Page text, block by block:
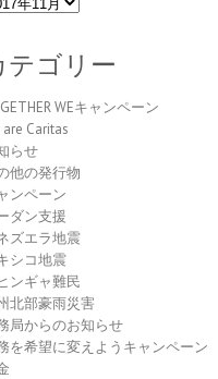
テゴリー
WEキャンペーン
are Caritas
らせ
他の発行物
ンペーン
ダン支援
ズエラ地震
シコ地震
ンギャ難民
北部豪雨災害
局からのお知らせ
を希望に変えようキャンペーン